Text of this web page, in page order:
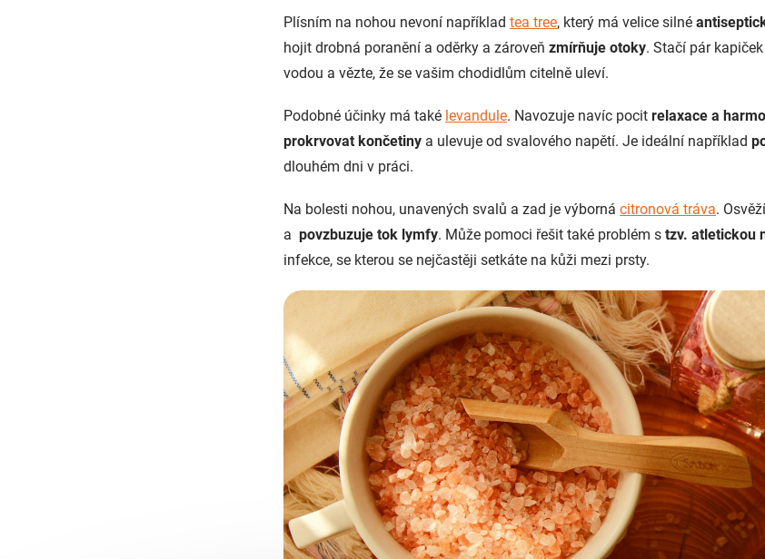
Plísním na nohou nevoní například tea tree, který má velice silné
hojit drobná poranění a oděrky a zároveň zmírňuje otoky. Stačí pár
vodou a vězte, že se vašim chodidlům citelně uleví.
Podobné účinky má také levandule. Navozuje navíc pocit relaxace a
prokrvovat končetiny a ulevuje od svalového napětí. Je ideální například
dlouhém dni v práci.
Na bolesti nohou, unavených svalů a zad je výborná citronová tráva.
a povzbuzuje tok lymfy. Může pomoci řešit také problém s tzv. atletickou
infekce, se kterou se nejčastěji setkáte na kůži mezi prsty.